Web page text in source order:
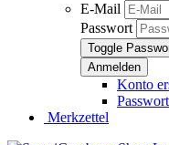
E-Mail
Passwort
Toggle
Konto
Merkzettel